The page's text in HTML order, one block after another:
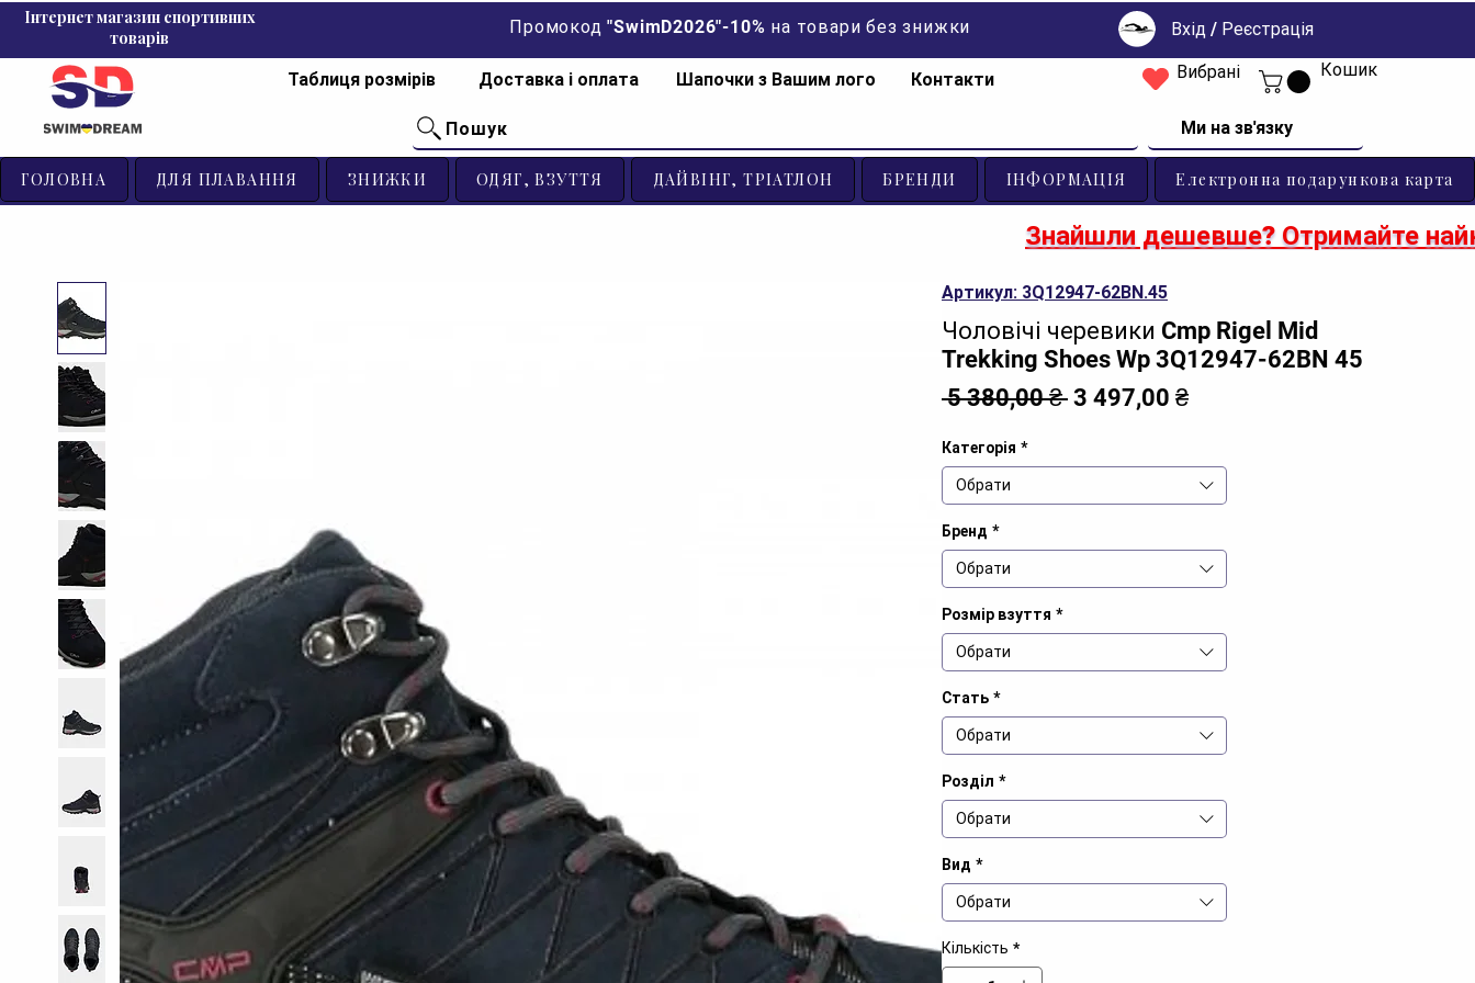
Інтернет магазин спортивних
товарів
Промокод "SwimD2026"-10% на товари без знижки Вхід / Реєстрація
Таблиця розмірів Доставка і оплата Шапочки з Вашим лого Контакти Вибрані Кошик
Пошук Ми на зв'язку
ГОЛОВНА ДЛЯ ПЛАВАННЯ ЗНИЖКИ ОДЯГ, ВЗУТТЯ ДАЙВІНГ, ТРІАТЛОН БРЕНДИ ІНФОРМАЦІЯ Електронна подарункова карта
Артикул: 3Q12947-62BN.45
Чоловічі черевики Cmp Rigel Mid
Trekking Shoes Wp 3Q12947-62BN 45
5 380,00 ₴ Звичайна
3 497,00 ₴За
Категорія *
Обрати
Бренд *
Обрати
Розмір взуття *
Обрати
Стать *
Обрати
Розділ *
Обрати
Вид *
Обрати
Кількість *
Знайшли дешевше? Отримайте